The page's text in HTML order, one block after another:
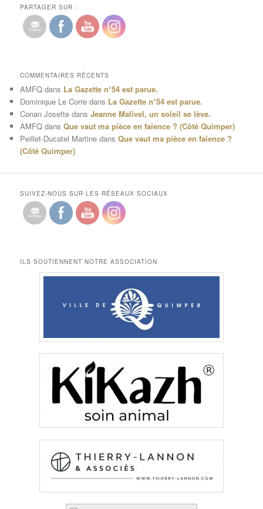
PARTAGER SUR :
COMMENTAIRES RÉCENTS
AMFQ dans La Gazette n°54 est parue.
Dominique Le Corre dans La Gazette n°54 est parue.
Conan Josette dansJeanne Malivel, un soleil se lève.
AMFQ dansQue vaut ma pièce en faïence ? (Côté Quimper)
Peillet-Ducatel Martine dansQue vaut ma pièce en faïence ?
(Côté Quimper)
SUIVEZ-NOUS SUR LES RÉSEAUX SOCIAUX
ILS SOUTIENNENT NOTRE ASSOCIATION